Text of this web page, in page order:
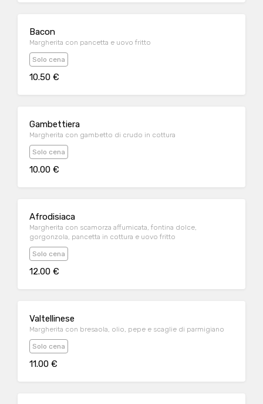
Bacon
Margherita con pancetta e uovo fritto
Solo cena
10.50 €
Gambettiera
Margherita con gambetto di crudo in cottura
Solo cena
10.00 €
Afrodisiaca
Margherita con scamorza affumicata, fontina dolce,
gorgonzola, pancetta in cottura e uovo fritto
Solo cena
12.00 €
Valtellinese
Margherita con bresaola, olio, pepe e scaglie di parmigiano
Solo cena
11.00 €